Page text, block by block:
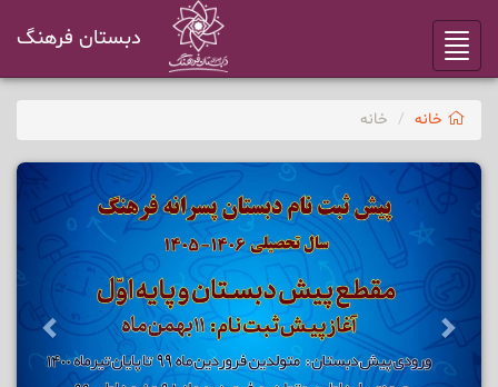
Toggle
navigation
دبستان فرهنگ
خانه خانه